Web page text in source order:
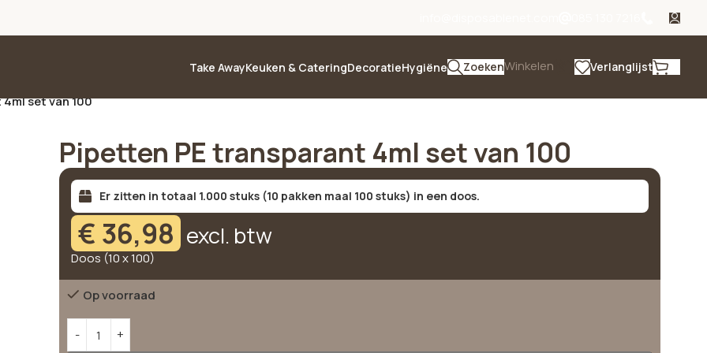
Take AwayKeuken & CateringDecoratieHygiëne ZoekenWinkelen Verlanglijst
set van 100
Pipetten PE transparant 4ml set van 100
Er zitten in totaal 1.000 stuks (10 pakken maal 100 stuks) in een doos.
€ 36,98 excl. btw
Doos (10 x 100)
Op voorraad